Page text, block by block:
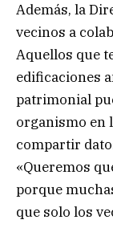
Además, la
vecinos a
Aquellos que
edificaciones
patrimonial
organismo en
compartir
«Queremos
porque
que solo los